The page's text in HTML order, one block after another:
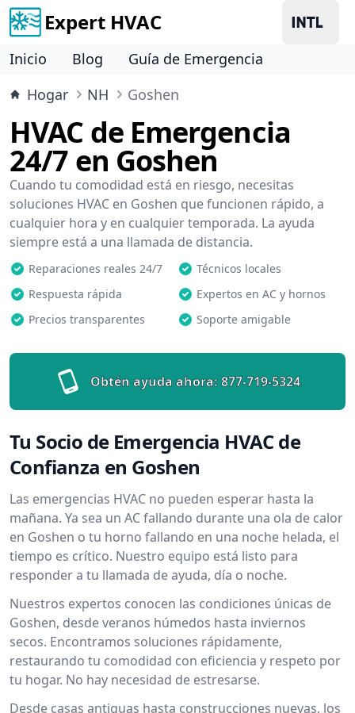
Expert HVAC
Inicio Blog
Guía de Emergencia
Hogar
NH Goshen
HVAC de Emergencia
24/7 en Goshen
Cuando tu comodidad está en riesgo, necesitas
soluciones HVAC en Goshen que funcionen rápido, a
cualquier hora y en cualquier temporada. La ayuda
siempre está a una llamada de distancia.
Reparaciones reales 24/7
Técnicos locales
Respuesta rápida
Expertos en AC y hornos
Precios transparentes
Soporte amigable
Obtén ayuda ahora: 877-719-5324
Tu Socio de Emergencia HVAC de
Confianza en Goshen
Las emergencias HVAC no pueden esperar hasta la
mañana. Ya sea un AC fallando durante una ola de calor
en Goshen o tu horno fallando en una noche helada, el
tiempo es crítico. Nuestro equipo está listo para
responder a tu llamada de ayuda, día o noche.
Nuestros expertos conocen las condiciones únicas de
Goshen, desde veranos húmedos hasta inviernos
secos. Encontramos soluciones rápidamente,
restaurando tu comodidad con eficiencia y respeto por
tu hogar. No hay necesidad de estresarse.
Desde casas antiguas hasta construcciones nuevas, los